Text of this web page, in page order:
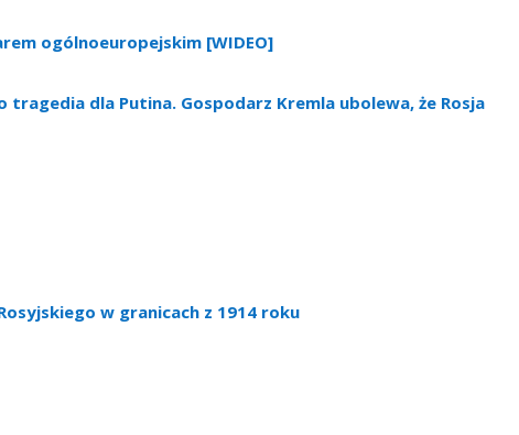
ogólnoeuropejskim [WIDEO]
tragedia dla Putina. Gospodarz Kremla ubolewa, że ​​Rosja
w granicach z 1914 roku